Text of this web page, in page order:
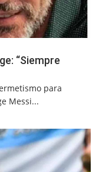
“Siempre
para
Messi...